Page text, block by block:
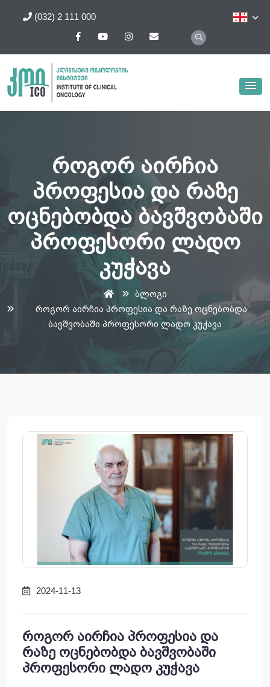
(032) 2 111 000
როგორ აირჩია
პროფესია და რაზე
ოცნებობდა ბავშვობაში
პროფესორი ლადო
კუჭავა
ბლოგი
როგორ აირჩია პროფესია და რაზე ოცნებობდა
ბავშვობაში პროფესორი ლადო კუჭავა
2024-11-13
როგორ აირჩია პროფესია და
რაზე ოცნებობდა ბავშვობაში
პროფესორი ლადო კუჭავა